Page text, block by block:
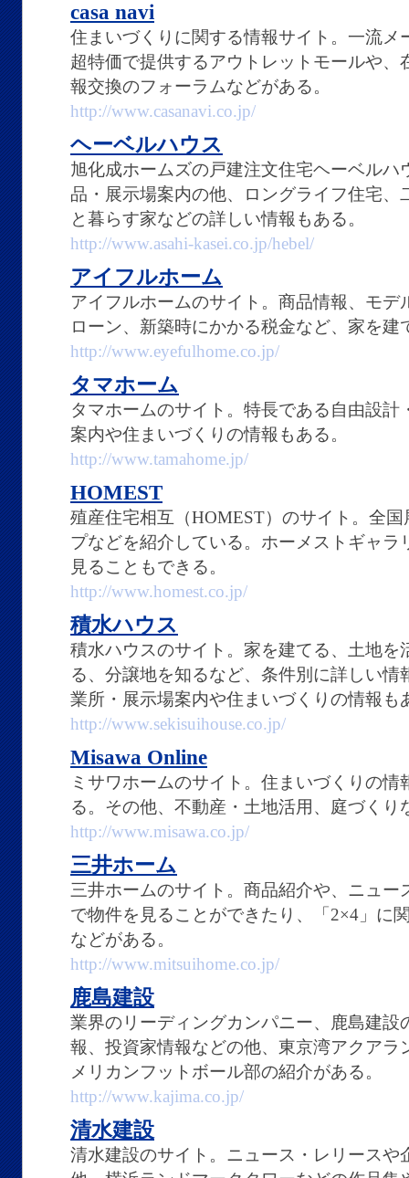
casa navi
住まいづくりに関する情報サイト。一流メ
超特価で提供するアウトレットモールや
報交換のフォーラムなどがある。
http://www.casanavi.co.jp/
ヘーベルハウス
旭化成ホームズの戸建注文住宅ヘーベル
品・展示場案内の他、ロングライフ住宅
と暮らす家などの詳しい情報もある。
http://www.asahi-kasei.co.jp/hebel/
アイフルホーム
アイフルホームのサイト。商品情報、モ
ローン、新築時にかかる税金など、家を建
http://www.eyefulhome.co.jp/
タマホーム
タマホームのサイト。特長である自由設
案内や住まいづくりの情報もある。
http://www.tamahome.jp/
HOMEST
殖産住宅相互（HOMEST）のサイト。全
プなどを紹介している。ホーメストギャ
見ることもできる。
http://www.homest.co.jp/
積水ハウス
積水ハウスのサイト。家を建てる、土地を
る、分譲地を知るなど、条件別に詳しい
業所・展示場案内や住まいづくりの情報も
http://www.sekisuihouse.co.jp/
Misawa Online
ミサワホームのサイト。住まいづくりの
る。その他、不動産・土地活用、庭づくり
http://www.misawa.co.jp/
三井ホーム
三井ホームのサイト。商品紹介や、ニュ
で物件を見ることができたり、「2×4」に
などがある。
http://www.mitsuihome.co.jp/
鹿島建設
業界のリーディングカンパニー、鹿島建設
報、投資家情報などの他、東京湾アクアラ
メリカンフットボール部の紹介がある。
http://www.kajima.co.jp/
清水建設
清水建設のサイト。ニュース・レリースや